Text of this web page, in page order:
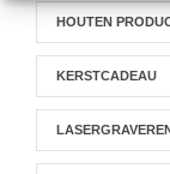
HOUTEN
KERSTCADEAU